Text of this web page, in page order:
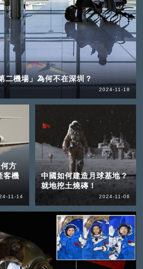
二機場」為何不在深圳？
2024-11-18
方
客機
11-14
中國如何建造月球基地？
就地挖土燒磚！
2024-11-06